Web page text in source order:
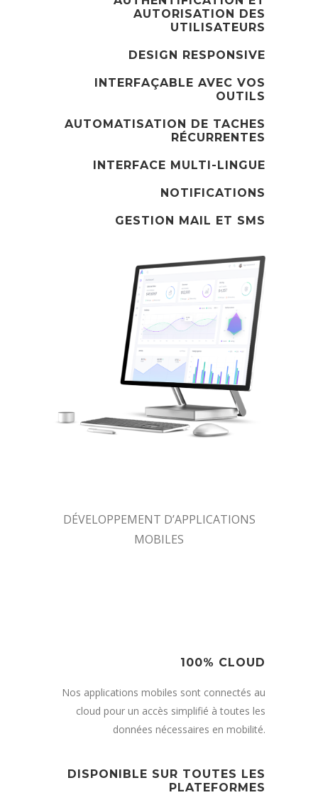
AUTORISATION DES
UTILISATEURS
DESIGN RESPONSIVE
INTERFAÇABLE AVEC VOS
OUTILS
AUTOMATISATION DE TACHES
RÉCURRENTES
INTERFACE MULTI-LINGUE
NOTIFICATIONS
GESTION MAIL ET SMS
DÉVELOPPEMENT D’APPLICATIONS
MOBILES
100% CLOUD
Nos applications mobiles sont connectés au
cloud pour un accès simplifié à toutes les
données nécessaires en mobilité.
DISPONIBLE SUR TOUTES LES
PLATEFORMES